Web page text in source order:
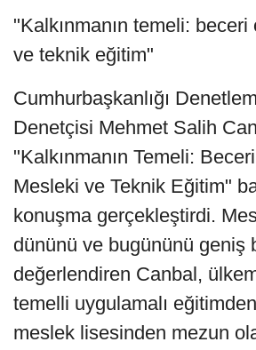
"Kalkınmanın temeli: beceri
ve teknik eğitim"
Cumhurbaşkanlığı
Denetçisi Mehmet Salih
"Kalkınmanın Temeli:
Mesleki ve Teknik Eğitim"
konuşma gerçekleştirdi.
dününü ve bugününü geniş
değerlendiren Canbal,
temelli uygulamalı
meslek lisesinden mezun